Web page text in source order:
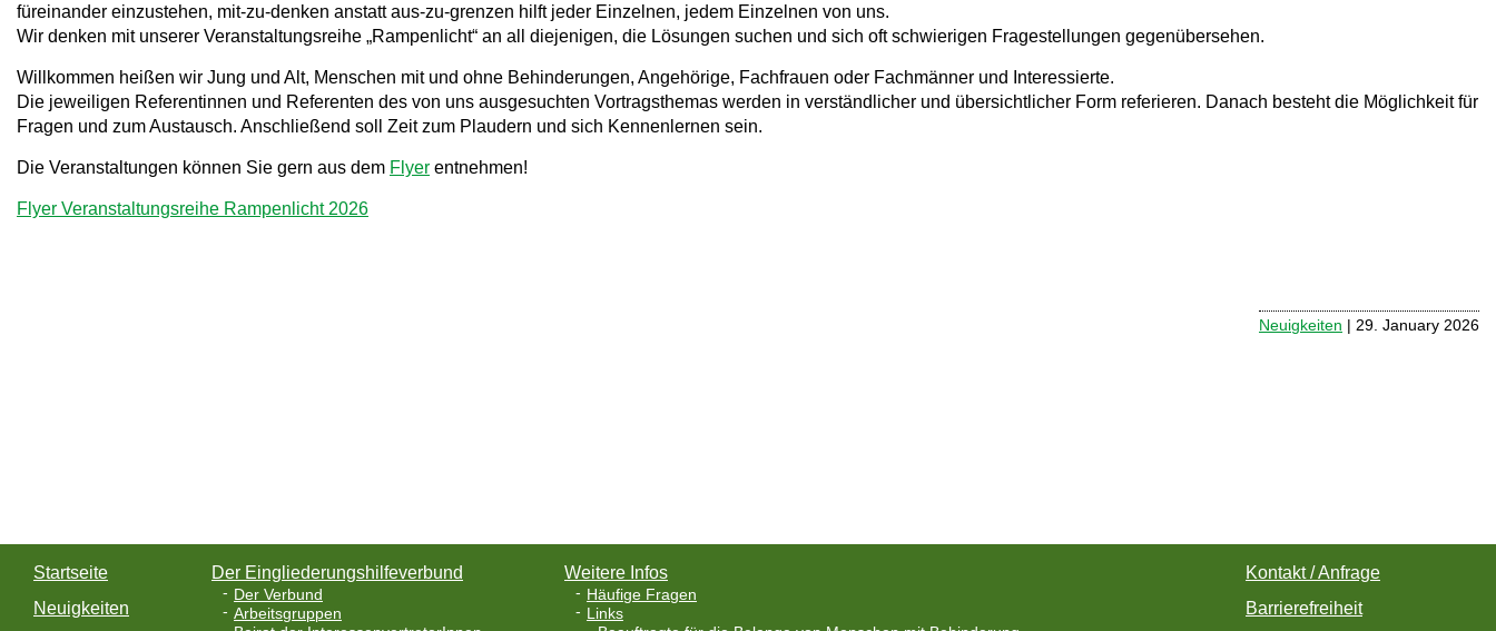
füreinander einzustehen, mit-zu-denken anstatt aus-zu-grenzen hilft jeder Einzelnen, jedem Einzelnen von uns.
Wir denken mit unserer Veranstaltungsreihe „Rampenlicht“ an all diejenigen, die Lösungen suchen und sich oft schwierigen Fragestellungen gegenübersehen.
Willkommen heißen wir Jung und Alt, Menschen mit und ohne Behinderungen, Angehörige, Fachfrauen oder Fachmänner und Interessierte.
Die jeweiligen Referentinnen und Referenten des von uns ausgesuchten Vortragsthemas werden in verständlicher und übersichtlicher Form referieren. Danach besteht die Möglichkeit für
Fragen und zum Austausch. Anschließend soll Zeit zum Plaudern und sich Kennenlernen sein.
Die Veranstaltungen können Sie gern aus dem Flyer entnehmen!
Flyer Veranstaltungsreihe Rampenlicht 2026
Neuigkeiten | 29. January 2026
Startseite
Neuigkeiten
Der Eingliederungshilfeverbund
Der Verbund
Arbeitsgruppen
Weitere Infos
Häufige Fragen
Links
Kontakt / Anfrage
Barrierefreiheit